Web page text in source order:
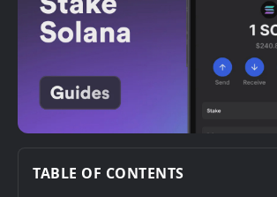
TABLE OF CONTENTS